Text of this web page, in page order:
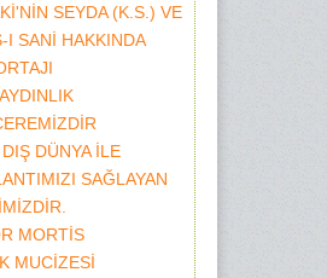
SEYDA (K.S.) VE
I SANİ HAKKINDA
DÜNYA İLE
SAĞLAYAN
MORTİS
MUCİZESİ